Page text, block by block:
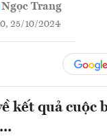
Ngọc Trang
25/10/2024
kết quả cuộc